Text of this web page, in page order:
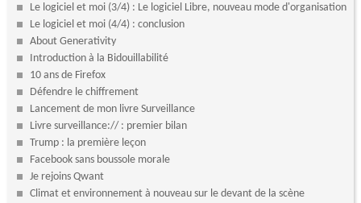
Le logiciel et moi (3/4) : Le logiciel Libre, nouveau mode d'organisation
Le logiciel et moi (4/4) : conclusion
About Generativity
Introduction à la Bidouillabilité
10 ans de Firefox
Défendre le chiffrement
Lancement de mon livre Surveillance
Livre surveillance:// : premier bilan
Trump : la première leçon
Facebook sans boussole morale
Je rejoins Qwant
Climat et environnement à nouveau sur le devant de la scène